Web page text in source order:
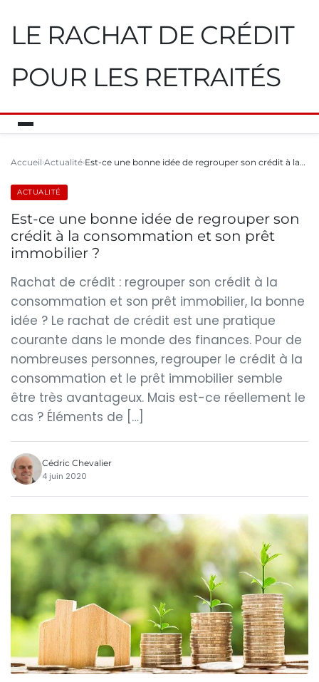
LE RACHAT DE CRÉDIT
POUR LES RETRAITÉS
Accueil Actualité Est-ce une bonne idée de regrouper son crédit à la…
ACTUALITÉ
Est-ce une bonne idée de regrouper son
crédit à la consommation et son prêt
immobilier ?
Rachat de crédit : regrouper son crédit à la
consommation et son prêt immobilier, la bonne
idée ? Le rachat de crédit est une pratique
courante dans le monde des finances. Pour de
nombreuses personnes, regrouper le crédit à la
consommation et le prêt immobilier semble
être très avantageux. Mais est-ce réellement le
cas ? Éléments de […]
Cédric Chevalier
4 juin 2020